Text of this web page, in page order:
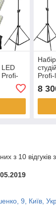
LED
10
сумка
8
з 10 відгуків
9, Київ,